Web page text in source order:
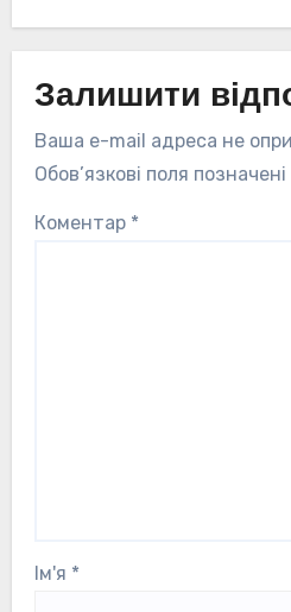
Залишити
Ваша e-mail адреса не
Обов’язкові поля позначені
Коментар *
Ім'я *